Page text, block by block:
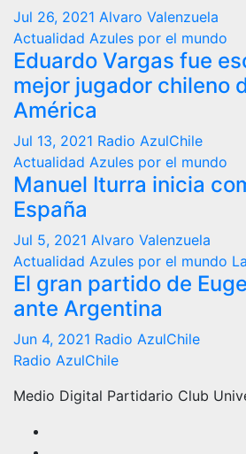
Jul 26, 2021 Alvaro Valenzuela
Actualidad Azules por el mundo
Eduardo Vargas fue
mejor jugador chileno
América
Jul 13, 2021 Radio AzulChile
Actualidad Azules por el mundo
Manuel Iturra inicia
España
Jul 5, 2021 Alvaro Valenzuela
Actualidad Azules por el mundo
El gran partido de
ante Argentina
Jun 4, 2021 Radio AzulChile
Radio AzulChile
Medio Digital Partidario Club